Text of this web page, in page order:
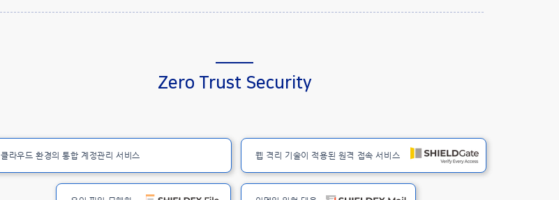
Zero Trust Security
클라우드 환경의 통합 계정관리 서비스 웹 격리 기술이 적용된 원격 접속 서비스